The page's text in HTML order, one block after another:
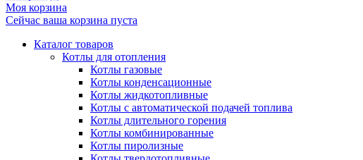
Моя корзина
Сейчас ваша корзина пуста
Каталог товаров
Котлы для отопления
Котлы газовые
Котлы конденсационные
Котлы жидкотопливные
Котлы с автоматической подачей топлива
Котлы длительного горения
Котлы комбинированные
Котлы пиролизные